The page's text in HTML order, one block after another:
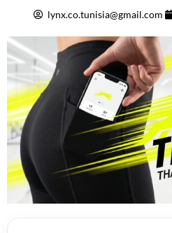
lynx.co.tunisia@gmail.com